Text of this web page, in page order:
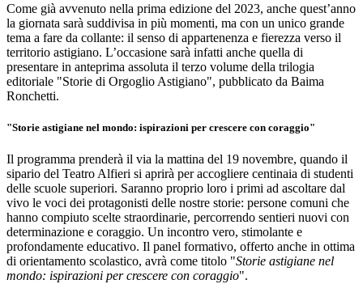
Come già avvenuto nella prima edizione del 2023, anche quest’anno
la giornata sarà suddivisa in più momenti, ma con un unico grande
tema a fare da collante: il senso di appartenenza e fierezza verso il
territorio astigiano. L’occasione sarà infatti anche quella di
presentare in anteprima assoluta il terzo volume della trilogia
editoriale "Storie di Orgoglio Astigiano", pubblicato da Baima
Ronchetti.
"Storie astigiane nel mondo: ispirazioni per crescere con coraggio"
Il programma prenderà il via la mattina del 19 novembre, quando il
sipario del Teatro Alfieri si aprirà per accogliere centinaia di studenti
delle scuole superiori. Saranno proprio loro i primi ad ascoltare dal
vivo le voci dei protagonisti delle nostre storie: persone comuni che
hanno compiuto scelte straordinarie, percorrendo sentieri nuovi con
determinazione e coraggio. Un incontro vero, stimolante e
profondamente educativo. Il panel formativo, offerto anche in ottima
di orientamento scolastico, avrà come titolo "Storie astigiane nel
mondo: ispirazioni per crescere con coraggio".